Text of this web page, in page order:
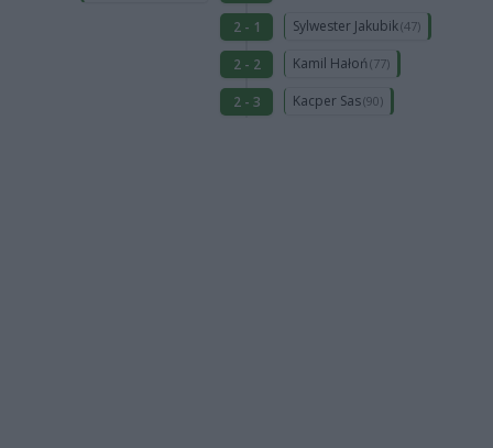
2 - 1
Sylwester Jakubik(47)
2 - 2 Kamil Hałoń (77)
2 - 3 Kacper Sas(90)